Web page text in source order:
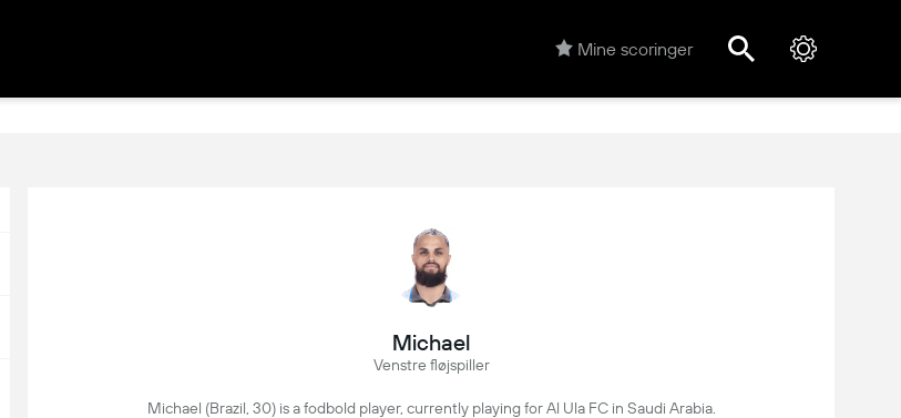
Mine scoringer
Michael
Venstre fløjspiller
Michael (Brazil, 30) is a fodbold player, currently playing for Al Ula FC in Saudi Arabia.